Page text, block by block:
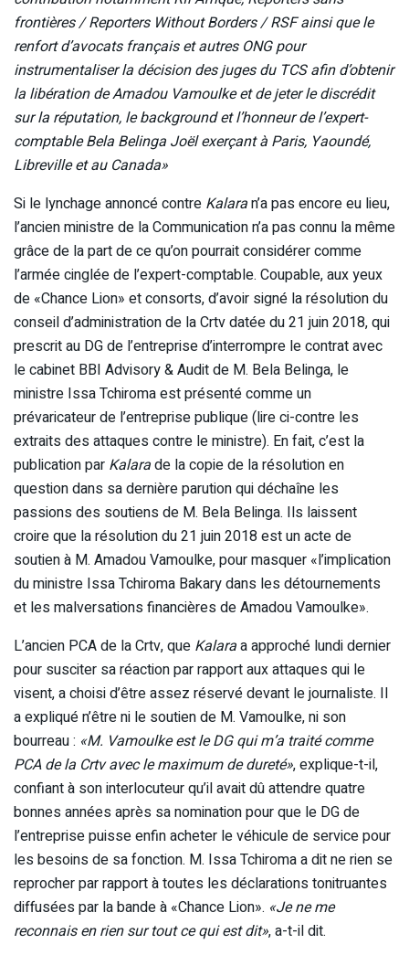
frontières / Reporters Without Borders / RSF ainsi que le
renfort d’avocats français et autres ONG pour
instrumentaliser la décision des juges du TCS afin d’obtenir
la libération de Amadou Vamoulke et de jeter le discrédit
sur la réputation, le background et l’honneur de l’expert-
comptable Bela Belinga Joël exerçant à Paris, Yaoundé,
Libreville et au Canada»
Si le lynchage annoncé contre Kalaran’a pas encore eu lieu,
l’ancien ministre de la Communication n’a pas connu la même
grâce de la part de ce qu’on pourrait considérer comme
l’armée cinglée de l’expert-comptable. Coupable, aux yeux
de «Chance Lion» et consorts, d’avoir signé la résolution du
conseil d’administration de la Crtv datée du 21 juin 2018, qui
prescrit au DG de l’entreprise d’interrompre le contrat avec
le cabinet BBI Advisory & Audit de M. Bela Belinga, le
ministre Issa Tchiroma est présenté comme un
prévaricateur de l’entreprise publique (lire ci-contre les
extraits des attaques contre le ministre). En fait, c’est la
publication par Kalarade la copie de la résolution en
question dans sa dernière parution qui déchaîne les
passions des soutiens de M. Bela Belinga. Ils laissent
croire que la résolution du 21 juin 2018 est un acte de
soutien à M. Amadou Vamoulke, pour masquer «l’implication
du ministre Issa Tchiroma Bakary dans les détournements
et les malversations financières de Amadou Vamoulke».
L’ancien PCA de la Crtv, que Kalaraa approché lundi dernier
pour susciter sa réaction par rapport aux attaques qui le
visent, a choisi d’être assez réservé devant le journaliste. Il
a expliqué n’être ni le soutien de M. Vamoulke, ni son
bourreau : «M. Vamoulke est le DG qui m’a traité comme
PCA de la Crtv avec le maximum de dureté», explique-t-il,
confiant à son interlocuteur qu’il avait dû attendre quatre
bonnes années après sa nomination pour que le DG de
l’entreprise puisse enfin acheter le véhicule de service pour
les besoins de sa fonction. M. Issa Tchiroma a dit ne rien se
reprocher par rapport à toutes les déclarations tonitruantes
diffusées par la bande à «Chance Lion». «Je ne me
reconnais en rien sur tout ce qui est dit», a-t-il dit.